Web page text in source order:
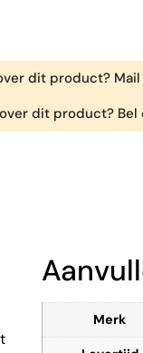
dit product? Mail
dit product? Bel
Merk